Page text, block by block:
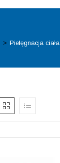
> Pielęgnacja ciała